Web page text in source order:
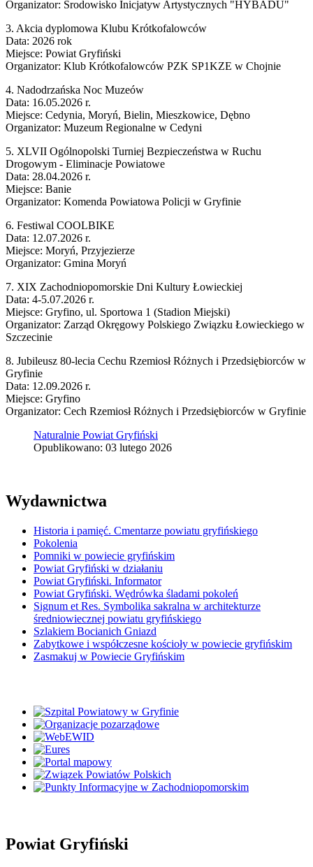
Organizator: Środowisko Inicjatyw Artystycznych "HYBADU"
3. Akcia dyplomowa Klubu Krótkofalowców
Data: 2026 rok
Miejsce: Powiat Gryfiński
Organizator: Klub Krótkofalowców PZK SP1KZE w Chojnie
4. Nadodrzańska Noc Muzeów
Data: 16.05.2026 r.
Miejsce: Cedynia, Moryń, Bielin, Mieszkowice, Dębno
Organizator: Muzeum Regionalne w Cedyni
5. XLVII Ogólnopolski Turniej Bezpieczeństwa w Ruchu
Drogowym - Eliminacje Powiatowe
Data: 28.04.2026 r.
Miejsce: Banie
Organizator: Komenda Powiatowa Policji w Gryfinie
6. Festiwal COOLBIKE
Data: 12.07.2026 r.
Miejsce: Moryń, Przyjezierze
Organizator: Gmina Moryń
7. XIX Zachodniopomorskie Dni Kultury Łowieckiej
Data: 4-5.07.2026 r.
Miejsce: Gryfino, ul. Sportowa 1 (Stadion Miejski)
Organizator: Zarząd Okręgowy Polskiego Związku Łowieckiego w
Szczecinie
8. Jubileusz 80-lecia Cechu Rzemiosł Różnych i Przedsiębiorców w
Gryfinie
Data: 12.09.2026 r.
Miejsce: Gryfino
Organizator: Cech Rzemiosł Różnych i Przedsiębiorców w Gryfinie
Naturalnie Powiat Gryfiński
Opublikowano: 03 lutego 2026
Wydawnictwa
Historia i pamięć. Cmentarze powiatu gryfińskiego
Pokolenia
Pomniki w powiecie gryfińskim
Powiat Gryfiński w działaniu
Powiat Gryfiński. Informator
Powiat Gryfiński. Wędrówka śladami pokoleń
Signum et Res. Symbolika sakralna w architekturze
średniowiecznej powiatu gryfińskiego
Szlakiem Bocianich Gniazd
Zabytkowe i współczesne kościoły w powiecie gryfińskim
Zasmakuj w Powiecie Gryfińskim
Powiat Gryfiński